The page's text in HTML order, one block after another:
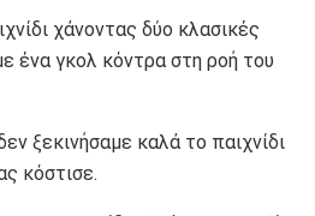
χάνοντας δύο κλασικές
ένα γκολ κόντρα στη ροή του
ξεκινήσαμε καλά το παιχνίδι
κόστισε.